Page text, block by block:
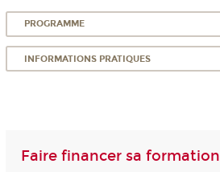
PROGRAMME
INFORMATIONS PRATIQUES
Faire financer sa formation